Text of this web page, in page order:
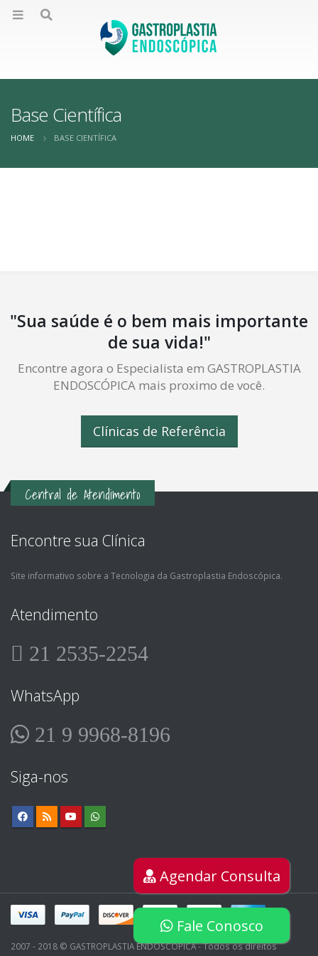
Base Científica
HOME BASE CIENTÍFICA
"Sua saúde é o bem mais importante
de sua vida!"
Encontre agora o Especialista em GASTROPLASTIA
ENDOSCÓPICA mais proximo de você.
Clínicas de Referência
Central de Atendimento
Encontre sua Clínica
Site informativo sobre a Tecnologia da Gastroplastia Endoscópica.
Atendimento
21 2535-2254
WhatsApp
21 9 9968-8196
Siga-nos
2007 - 2018 © GASTROPLASTIA ENDOSCÓPICA - Todos os direitos
Fale Conosco
Agendar Consulta